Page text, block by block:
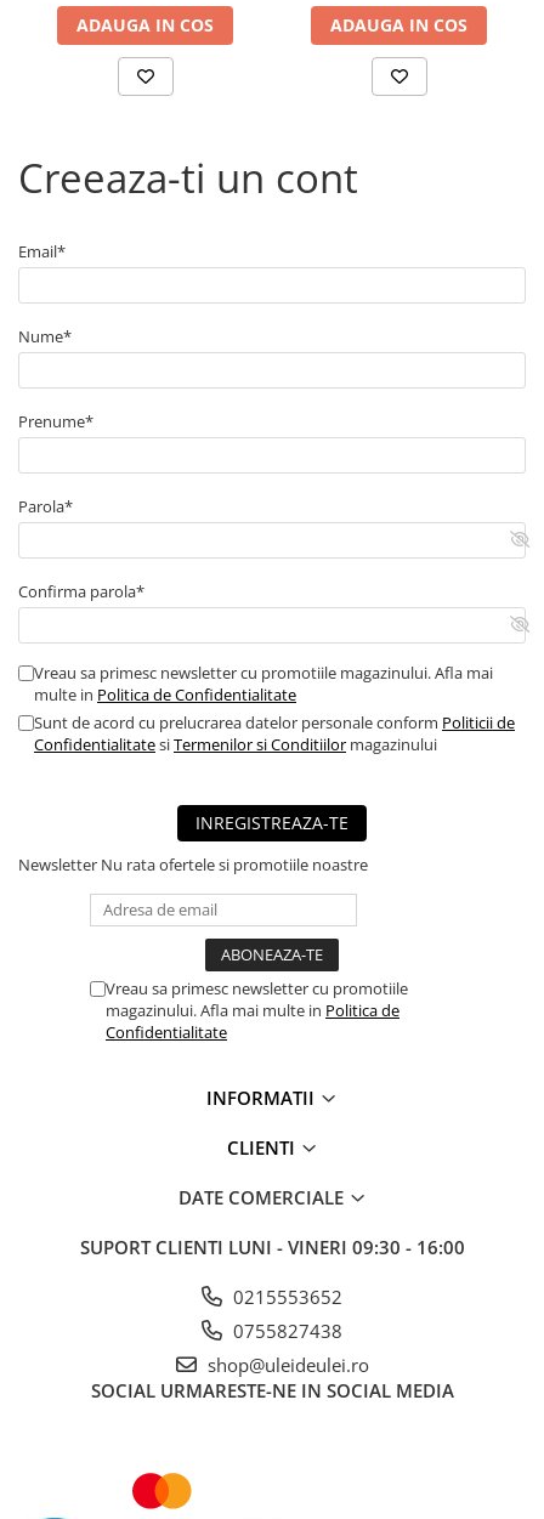
■ Huse scaune auto
■ Tavite auto portbagaj
■ Accesorii auto interior
■ Intretinere auto
■ Electrice auto
■ Siguranta auto
■ Truse si scule de mana
■ Suporturi portbagaj
■ Consumabile service
■ Echipamente de ridicare
■ Produse sezoniere
■ Produse universale
■ Echipamente atelier
■ Scule si echipamente
■ Consumabile vopsitorie
■ Carlige remorcare
■ Accesorii vehicule electrice
■ Mobilier service
■ Scule de mana
■ Ulei motor LIQUI MOLY
■ Ulei motor MOBIL
■ Ulei motor VALVOLINE
ADAUGA IN COS ADAUGA IN COS
Creeaza-ti un cont
Email*
Nume*
Prenume*
Parola*
Confirma parola*
Vreau sa primesc newsletter cu promotiile magazinului. Afla mai
multe in Politica de Confidentialitate
Sunt de acord cu prelucrarea datelor personale conform Politicii de
ConfidentialitatesiTermenilor si Conditiilor magazinului
INREGISTREAZA-TE
Newsletter Nu rata ofertele si promotiile noastre
Vreau sa primesc newsletter cu promotiile
magazinului. Afla mai multe in Politica de
Confidentialitate
INFORMATII
CLIENTI
DATE COMERCIALE
SUPORT CLIENTI LUNI - VINERI 09:30 - 16:00
0215553652
0755827438
shop@uleideulei.ro
SOCIAL URMARESTE-NE IN SOCIAL MEDIA